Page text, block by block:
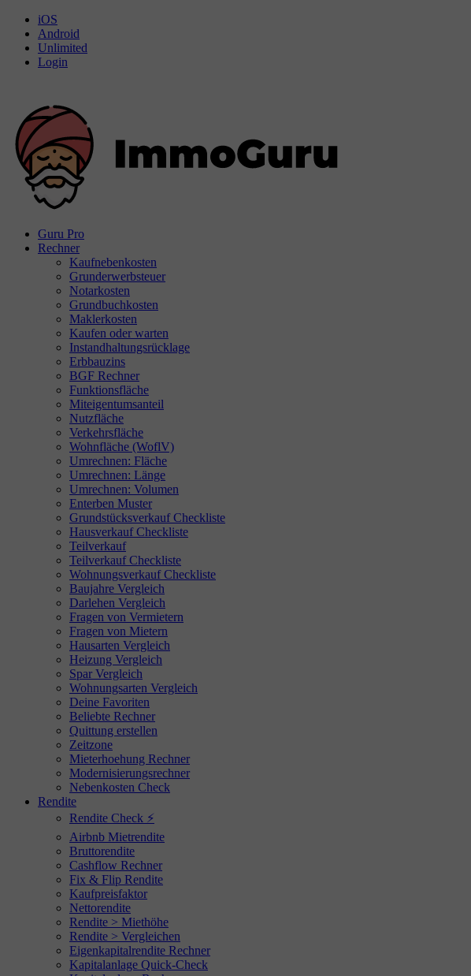
iOS
Android
Unlimited
Login
Guru Pro
Rechner
Kaufnebenkosten
Grunderwerbsteuer
Notarkosten
Grundbuchkosten
Maklerkosten
Kaufen oder warten
Instandhaltungsrücklage
Erbbauzins
BGF Rechner
Funktionsfläche
Miteigentumsanteil
Nutzfläche
Verkehrsfläche
Wohnfläche (WoflV)
Umrechnen: Fläche
Umrechnen: Länge
Umrechnen: Volumen
Enterben Muster
Grundstücksverkauf Checkliste
Hausverkauf Checkliste
Teilverkauf
Teilverkauf Checkliste
Wohnungsverkauf Checkliste
Baujahre Vergleich
Darlehen Vergleich
Fragen von Vermietern
Fragen von Mietern
Hausarten Vergleich
Heizung Vergleich
Spar Vergleich
Wohnungsarten Vergleich
Deine Favoriten
Beliebte Rechner
Quittung erstellen
Zeitzone
Mieterhoehung Rechner
Modernisierungsrechner
Nebenkosten Check
Rendite
Rendite Check ⚡
Airbnb Mietrendite
Bruttorendite
Cashflow Rechner
Fix & Flip Rendite
Kaufpreisfaktor
Nettorendite
Rendite > Miethöhe
Rendite > Vergleichen
Eigenkapitalrendite Rechner
Kapitalanlage Quick-Check